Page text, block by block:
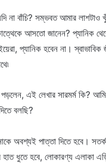
না বাঁচি? সম্ভবত আমার লাশটাও
আসতো জানেন? প্যানিক
প্যানিক হবেন না।
এই লেখার সারমর্ম কি? আমি
বলছি?
অবশ্যই পাত্তা দিতে হবে। সতর্ক
হাত ধুতে হবে, লোকারণ্য এলাকা